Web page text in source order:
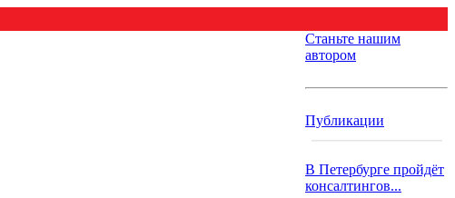
Станьте нашим
автором
Публикации
В Петербурге пройдёт
консалтингов...